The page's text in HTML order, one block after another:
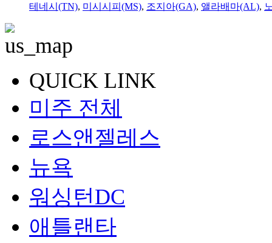
테네시(TN), 미시시피(MS), 조지아(GA), 앨라배마(AL),
QUICK LINK
미주 전체
로스앤젤레스
뉴욕
워싱턴DC
애틀랜타